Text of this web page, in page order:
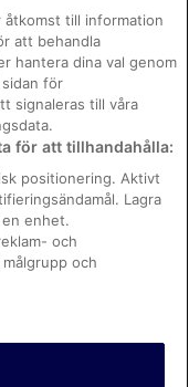
till information
att behandla
hantera dina val genom
för
signaleras till våra
för att tillhandahålla:
positionering. Aktivt
Lagra
enhet.
och
och